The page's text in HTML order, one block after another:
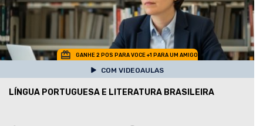
GANHE 2 POS PARA VOCE +1 PARA UM AMIGO
COM VIDEOAULAS
LÍNGUA PORTUGUESA E LITERATURA BRASILEIRA